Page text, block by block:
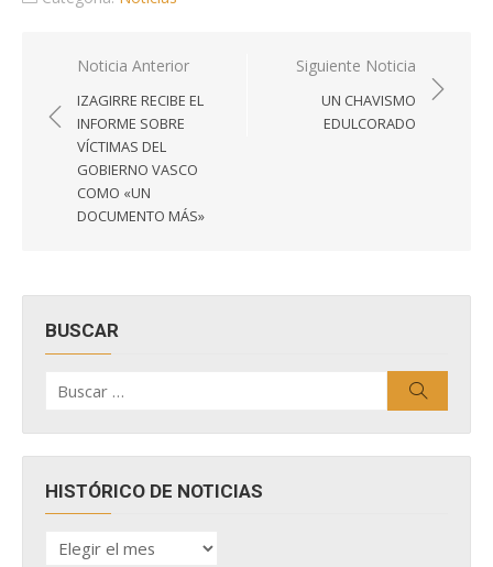
Navegación
entradas
Noticia Anterior
IZAGIRRE RECIBE EL
INFORME SOBRE
VÍCTIMAS DEL
GOBIERNO VASCO
COMO «UN
DOCUMENTO MÁS»
Siguiente Noticia
UN CHAVISMO
EDULCORADO
BUSCAR
por:
HISTÓRICO DE NOTICIAS
HISTÓRICO
DE